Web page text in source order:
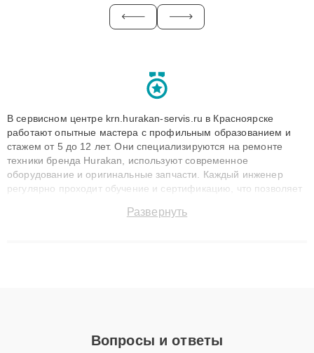
В сервисном центре krn.hurakan-servis.ru в Красноярске
работают опытные мастера с профильным образованием и
стажем от 5 до 12 лет. Они специализируются на ремонте
техники бренда Hurakan, используют современное
оборудование и оригинальные запчасти. Каждый инженер
регулярно проходит обучение и сертификацию, что позволяет
технику с сохранением гарантии до 3 лет. Наши мастера
Развернуть
Вопросы и ответы